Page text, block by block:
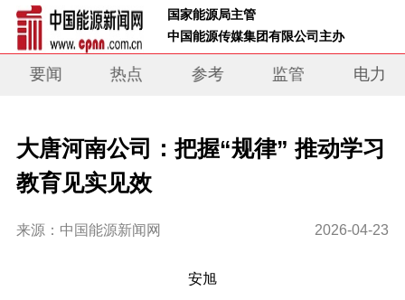
国家能源局主管
中国能源传媒集团有限公司主办
要闻 热点 参考 监管 电力
大唐河南公司：把握“规律” 推动学习
教育见实见效
来源：中国能源新闻网 2026-04-23
安旭